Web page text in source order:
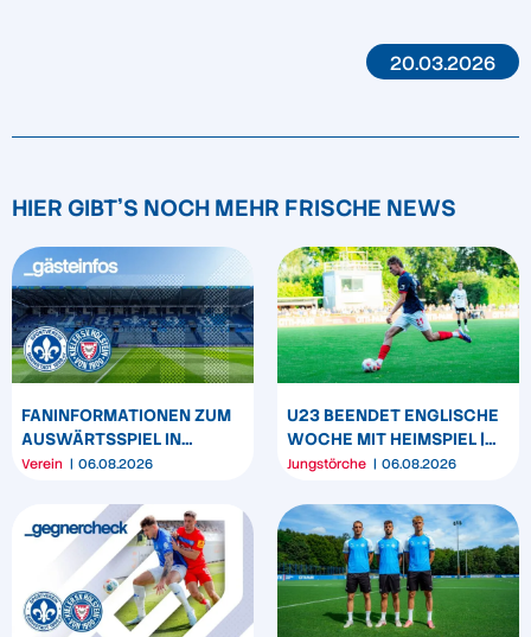
20.03.2026
HIER GIBT'S NOCH MEHR FRISCHE NEWS
FANINFORMATIONEN ZUM
AUSWÄRTSSPIEL IN
DARMSTADT
Verein 06.08.2026
U23 BEENDET ENGLISCHE
WOCHE MIT HEIMSPIEL |
U19 & U17 STARTEN IN DEN
Jungstörche 06.08.2026